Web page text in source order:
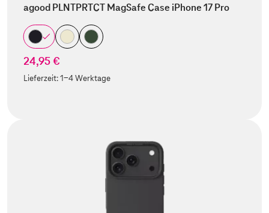
agood PLNTPRTCT MagSafe Case iPhone 17 Pro
24,95 €
Lieferzeit:1-4 Werktage